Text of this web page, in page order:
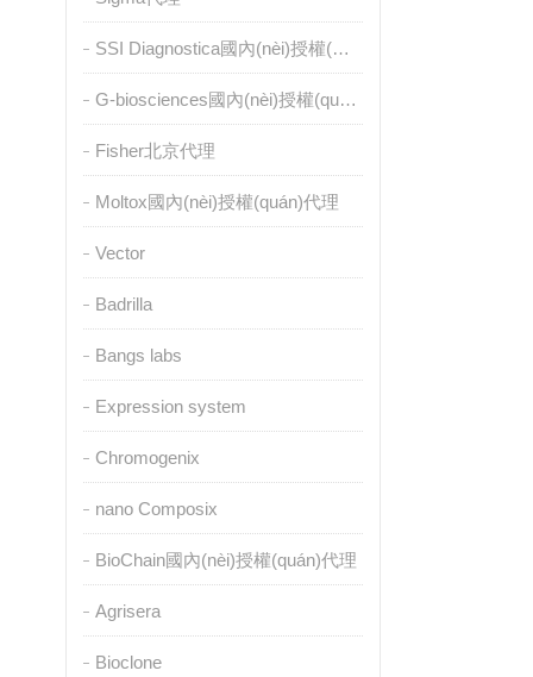
SSI Diagnostica國內(nèi)授權(quán)代理
G-biosciences國內(nèi)授權(quán)代理
Fisher北京代理
Moltox國內(nèi)授權(quán)代理
Vector
Badrilla
Bangs labs
Expression system
Chromogenix
nano Composix
BioChain國內(nèi)授權(quán)代理
Agrisera
Bioclone